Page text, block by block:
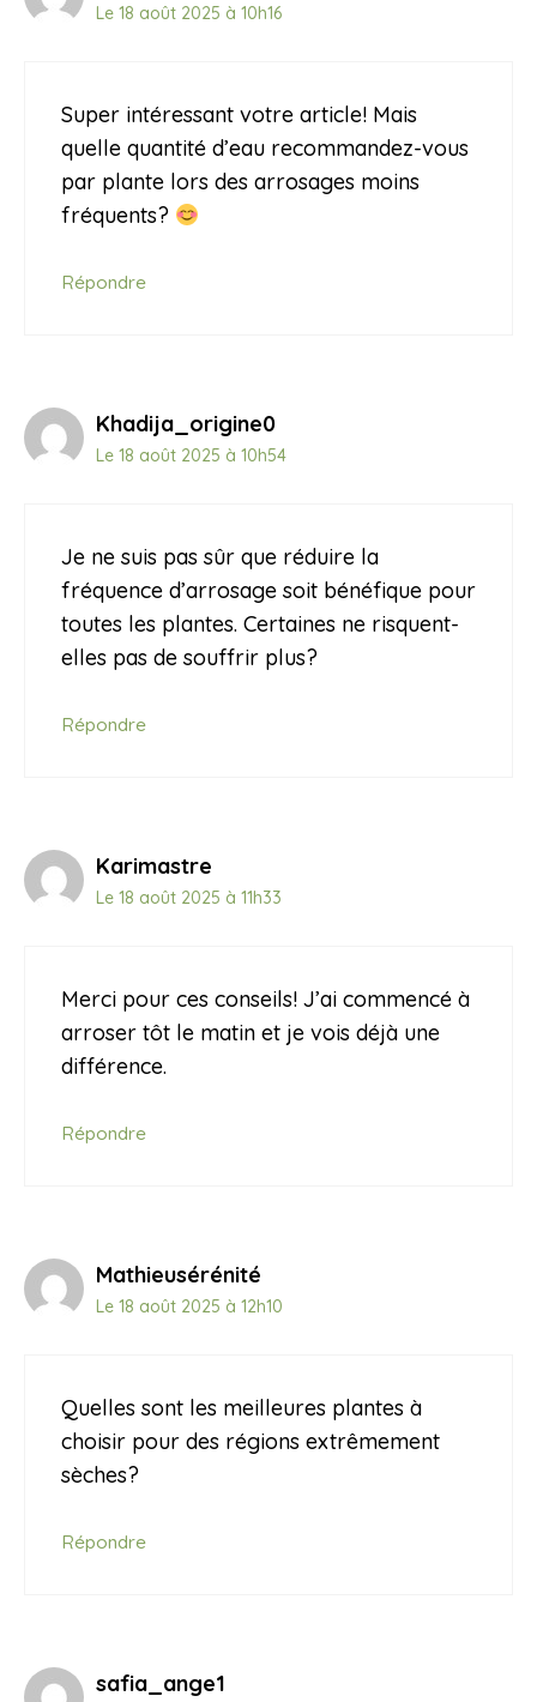
Le 18 août 2025 à 10h16
Super intéressant votre article! Mais
quelle quantité d’eau recommandez-vous
par plante lors des arrosages moins
fréquents?
Répondre
Khadija_origine0
Le 18 août 2025 à 10h54
Je ne suis pas sûr que réduire la
fréquence d’arrosage soit bénéfique pour
toutes les plantes. Certaines ne risquent-
elles pas de souffrir plus?
Répondre
Karimastre
Le 18 août 2025 à 11h33
Merci pour ces conseils! J’ai commencé à
arroser tôt le matin et je vois déjà une
différence.
Répondre
Mathieusérénité
Le 18 août 2025 à 12h10
Quelles sont les meilleures plantes à
choisir pour des régions extrêmement
sèches?
Répondre
safia_ange1